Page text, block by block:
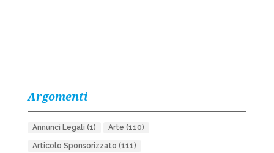
Argomenti
Annunci Legali (1) Arte (110)
Articolo Sponsorizzato (111)